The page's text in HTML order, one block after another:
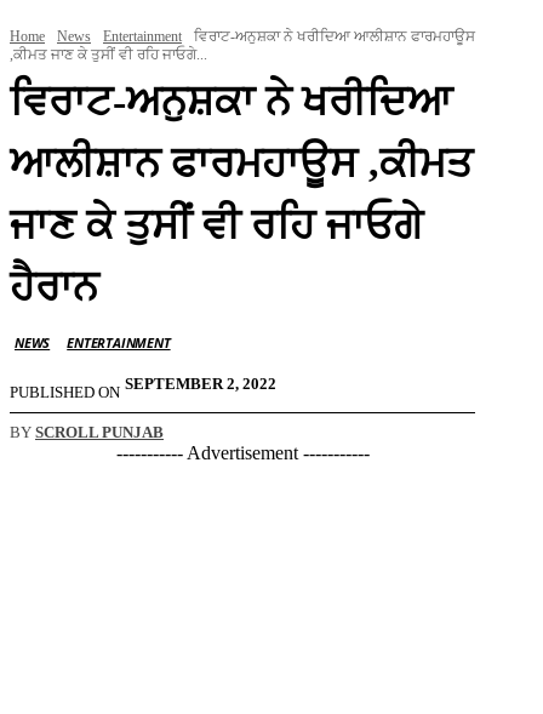
Home News Entertainment
ਵਿਰਾਟ-ਅਨੁਸ਼ਕਾ ਨੇ ਖਰੀਦਿਆ ਆਲੀਸ਼ਾਨ ਫਾਰਮਹਾਊਸ
,ਕੀਮਤ ਜਾਣ ਕੇ ਤੁਸੀਂ ਵੀ ਰਹਿ ਜਾਓਗੇ...
ਵਿਰਾਟ-ਅਨੁਸ਼ਕਾ ਨੇ ਖਰੀਦਿਆ
ਆਲੀਸ਼ਾਨ ਫਾਰਮਹਾਊਸ ,ਕੀਮਤ
ਜਾਣ ਕੇ ਤੁਸੀਂ ਵੀ ਰਹਿ ਜਾਓਗੇ
ਹੈਰਾਨ
NEWS ENTERTAINMENT
PUBLISHED ON SEPTEMBER 2, 2022
BY SCROLL PUNJAB
----------- Advertisement -----------